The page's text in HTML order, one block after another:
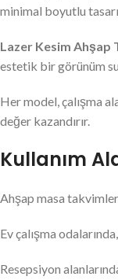
minimal boyutlu
Lazer Kesim Ahşap
estetik bir görünüm
Her model, çalışma
değer kazandırır.
Kullanım
Ahşap masa
Ev çalışma odalarında,
Resepsiyon